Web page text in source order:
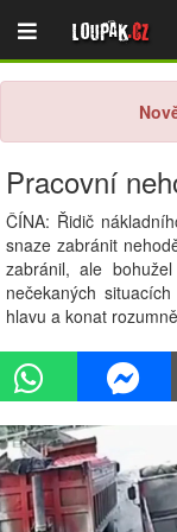
Loupak.cz
Pracovní
ČÍNA: Řidič
snaze zabránit
zabránil, ale
nečekaných
hlavu a konat